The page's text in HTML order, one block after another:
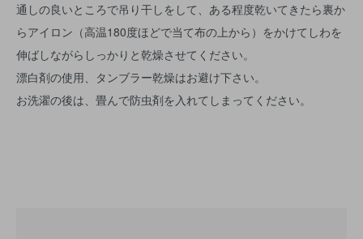
通しの良いところで吊り干しをして、ある程度乾いてきたら裏か
らアイロン（高温180度ほどで当て布の上から）をかけてしわを
伸ばしながらしっかりと乾燥させてください。
漂白剤の使用、タンブラー乾燥はお避け下さい。
お洗濯の後は、畳んで防虫剤を入れてしまってください。